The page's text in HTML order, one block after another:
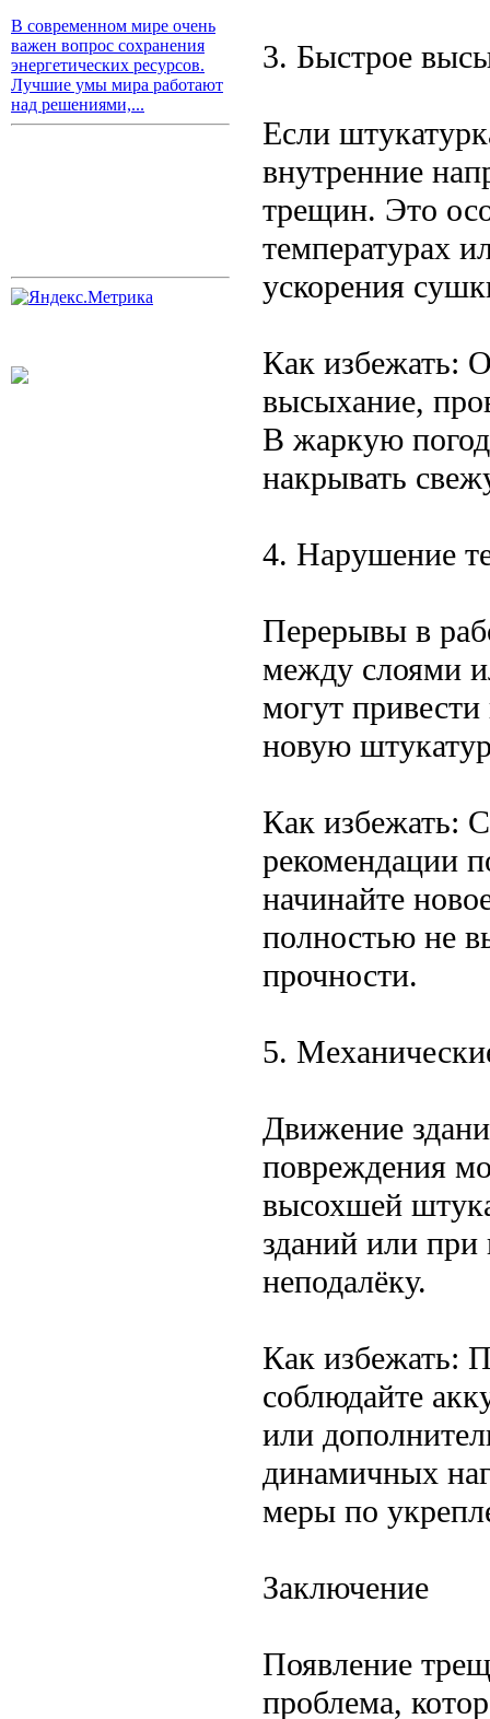
В современном мире очень
важен вопрос сохранения
энергетических ресурсов.
Лучшие умы мира работают
над решениями,...
3. Быстрое
Если
внутренние
трещин. Это
температурах
ускорения
Как избежать:
высыхание,
В жаркую
накрывать
4. Нарушение
Перерывы в
между слоями
могут
новую
Как избежать:
рекомендации
начинайте
полностью не
прочности.
5.
Движение
повреждения
высохшей
зданий или при
неподалёку.
Как избежать:
соблюдайте
или
динамичных
меры по
Заключение
Появление
проблема,